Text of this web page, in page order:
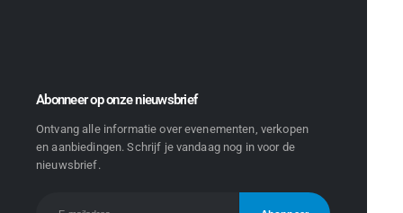
Abonneer op onze nieuwsbrief
Ontvang alle informatie over evenementen, verkopen
en aanbiedingen. Schrijf je vandaag nog in voor de
nieuwsbrief.